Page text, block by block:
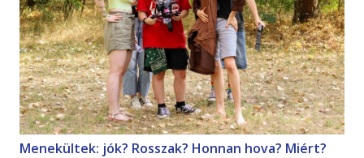
Menekültek: jók? Rosszak? Honnan hova? Miért?